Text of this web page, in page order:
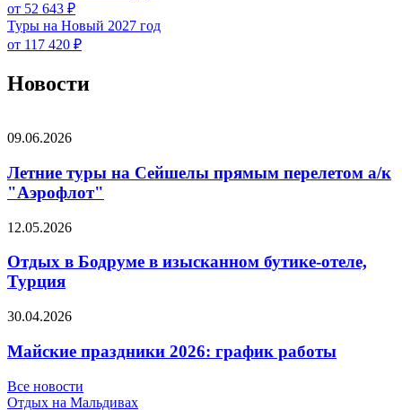
от 52 643 ₽
Туры на Новый 2027 год
от 117 420 ₽
Новости
09.06.2026
Летние туры на Сейшелы прямым перелетом а/к
"Аэрофлот"
12.05.2026
Отдых в Бодруме в изысканном бутике-отеле,
Турция
30.04.2026
Майские праздники 2026: график работы
Все новости
Отдых на Мальдивах